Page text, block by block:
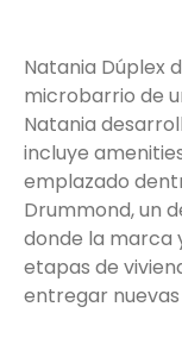
Natania Dúplex
microbarrio de
Natania
incluye
emplazado
Drummond, un
donde la marca
etapas de
entregar